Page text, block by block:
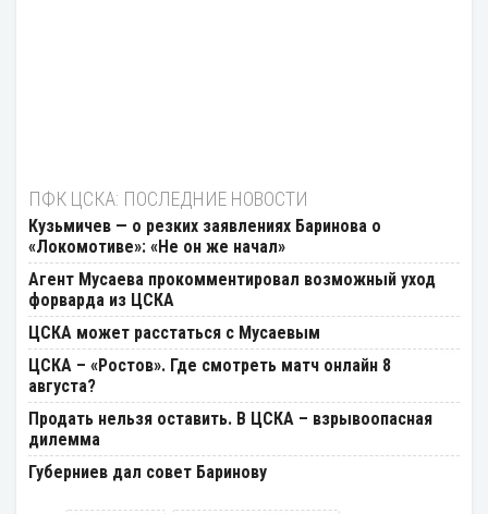
ПФК ЦСКА: ПОСЛЕДНИЕ НОВОСТИ
Кузьмичев — о резких заявлениях Баринова о
«Локомотиве»: «Не он же начал»
Агент Мусаева прокомментировал возможный уход
форварда из ЦСКА
ЦСКА может расстаться с Мусаевым
ЦСКА – «Ростов». Где смотреть матч онлайн 8
августа?
Продать нельзя оставить. В ЦСКА – взрывоопасная
дилемма
Губерниев дал совет Баринову